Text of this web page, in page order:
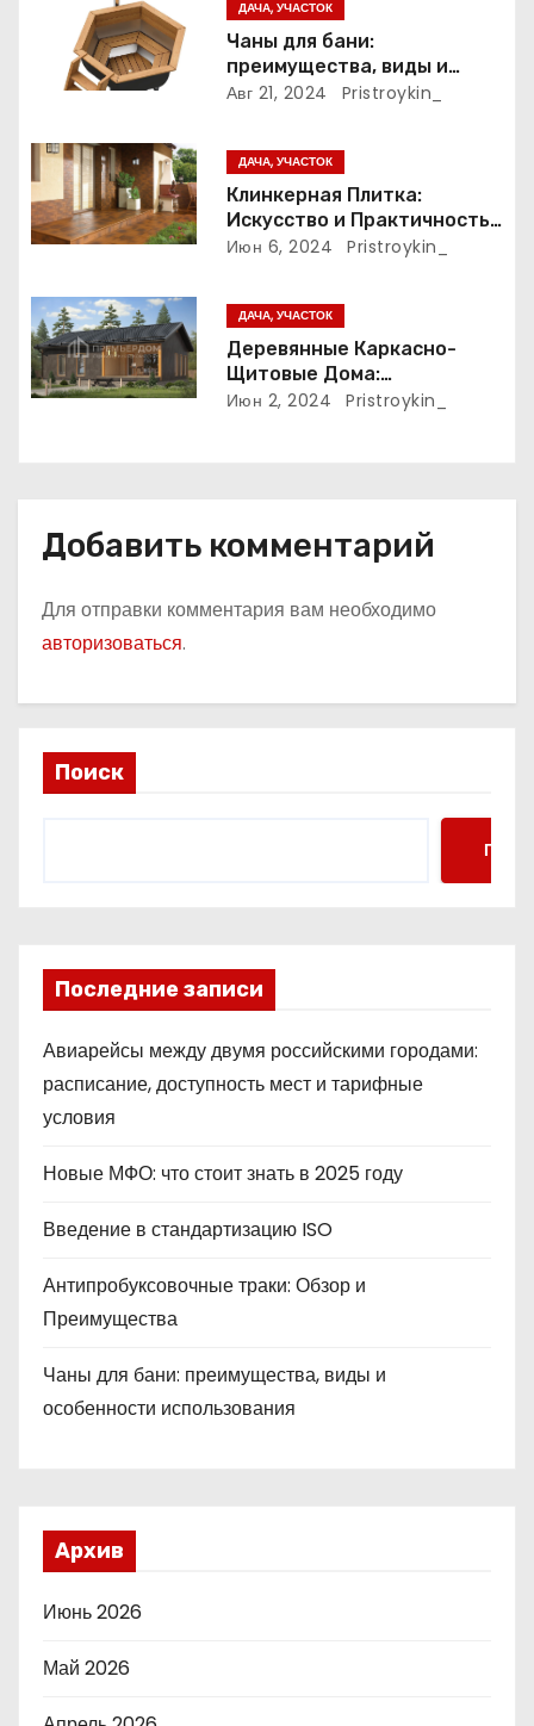
з
а
п
и
с
я
ДАЧА, УЧАСТОК
Чаны для бани:
преимущества, виды и
особенности
Авг 21, 2024 Pristroykin_
ДАЧА, УЧАСТОК
Клинкерная Плитка:
Искусство и Практичность
в Одном Материале
Июн 6, 2024 Pristroykin_
ДАЧА, УЧАСТОК
Деревянные Каркасно-
Щитовые Дома:
Экологичность и
Июн 2, 2024 Pristroykin_
Добавить комментарий
Для отправки комментария вам необходимо
авторизоваться.
Поиск
Поиск
Последние записи
Авиарейсы между двумя российскими городами:
расписание, доступность мест и тарифные
условия
Новые МФО: что стоит знать в 2025 году
Введение в стандартизацию ISO
Антипробуксовочные траки: Обзор и
Преимущества
Чаны для бани: преимущества, виды и
особенности использования
Архив
Июнь 2026
Май 2026